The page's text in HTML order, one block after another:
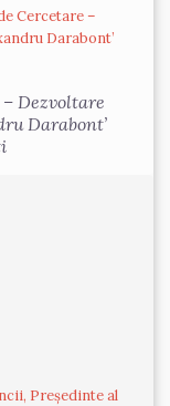
Cercetare –
Darabont’
Dezvoltare
Darabont’
Președinte al